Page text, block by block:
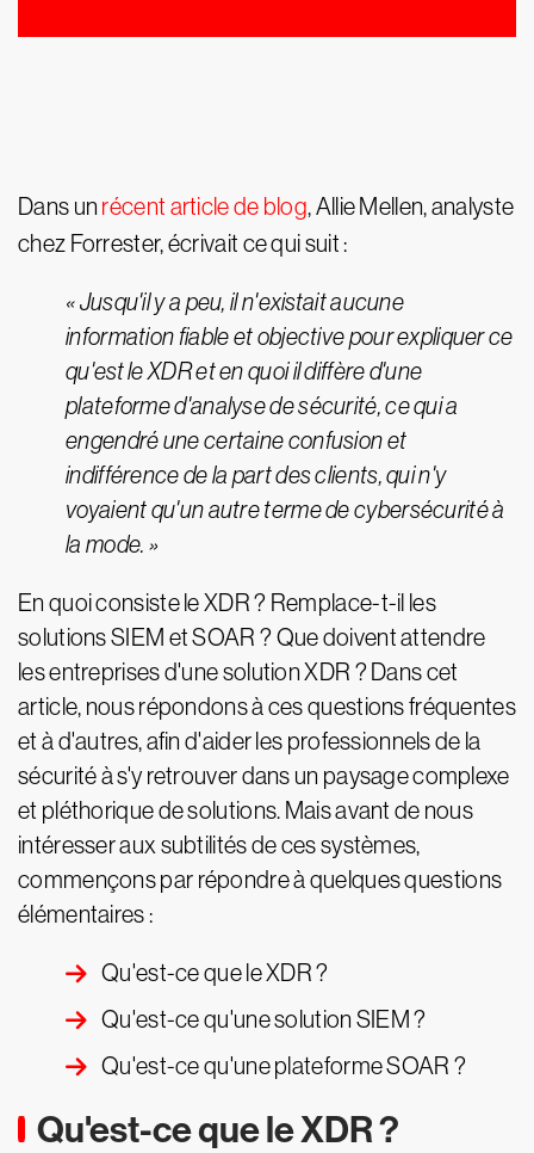
Dans un récent article de blog, Allie Mellen, analyste
chez Forrester, écrivait ce qui suit :
« Jusqu'il y a peu, il n'existait aucune
information fiable et objective pour expliquer ce
qu'est le XDR et en quoi il diffère d'une
plateforme d'analyse de sécurité, ce qui a
engendré une certaine confusion et
indifférence de la part des clients, qui n'y
voyaient qu'un autre terme de cybersécurité à
la mode. »
En quoi consiste le XDR ? Remplace-t-il les
solutions SIEM et SOAR ? Que doivent attendre
les entreprises d'une solution XDR ? Dans cet
article, nous répondons à ces questions fréquentes
et à d'autres, afin d'aider les professionnels de la
sécurité à s'y retrouver dans un paysage complexe
et pléthorique de solutions. Mais avant de nous
intéresser aux subtilités de ces systèmes,
commençons par répondre à quelques questions
élémentaires :
Qu'est-ce que le XDR ?
Qu'est-ce qu'une solution SIEM ?
Qu'est-ce qu'une plateforme SOAR ?
Qu'est-ce que le XDR ?